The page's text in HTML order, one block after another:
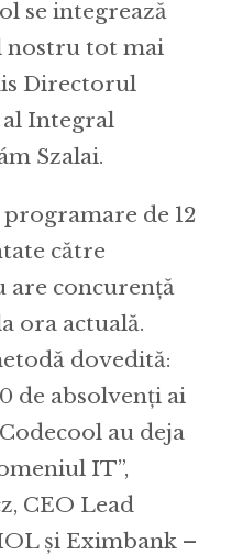
se integrează
tot mai
Directorul
Integral
Szalai.
programare de 12
către
are concurență
ora actuală.
dovedită:
de absolvenți ai
au deja
IT”,
CEO Lead
și Eximbank –